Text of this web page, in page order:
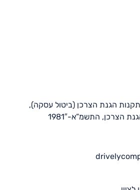
הגנת הצרכן (ביטול עסקה),